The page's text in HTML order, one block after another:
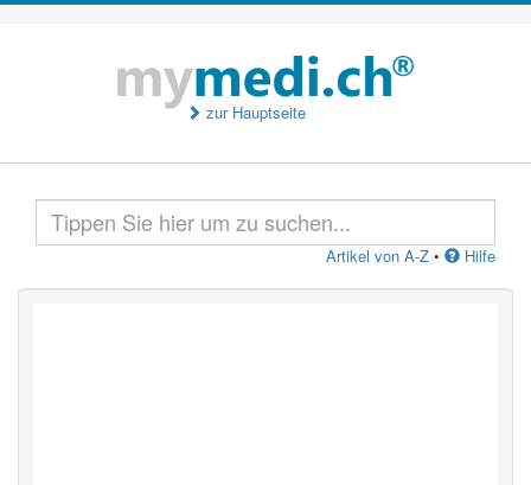
zur Hauptseite
Artikel von A-Z • Hilfe